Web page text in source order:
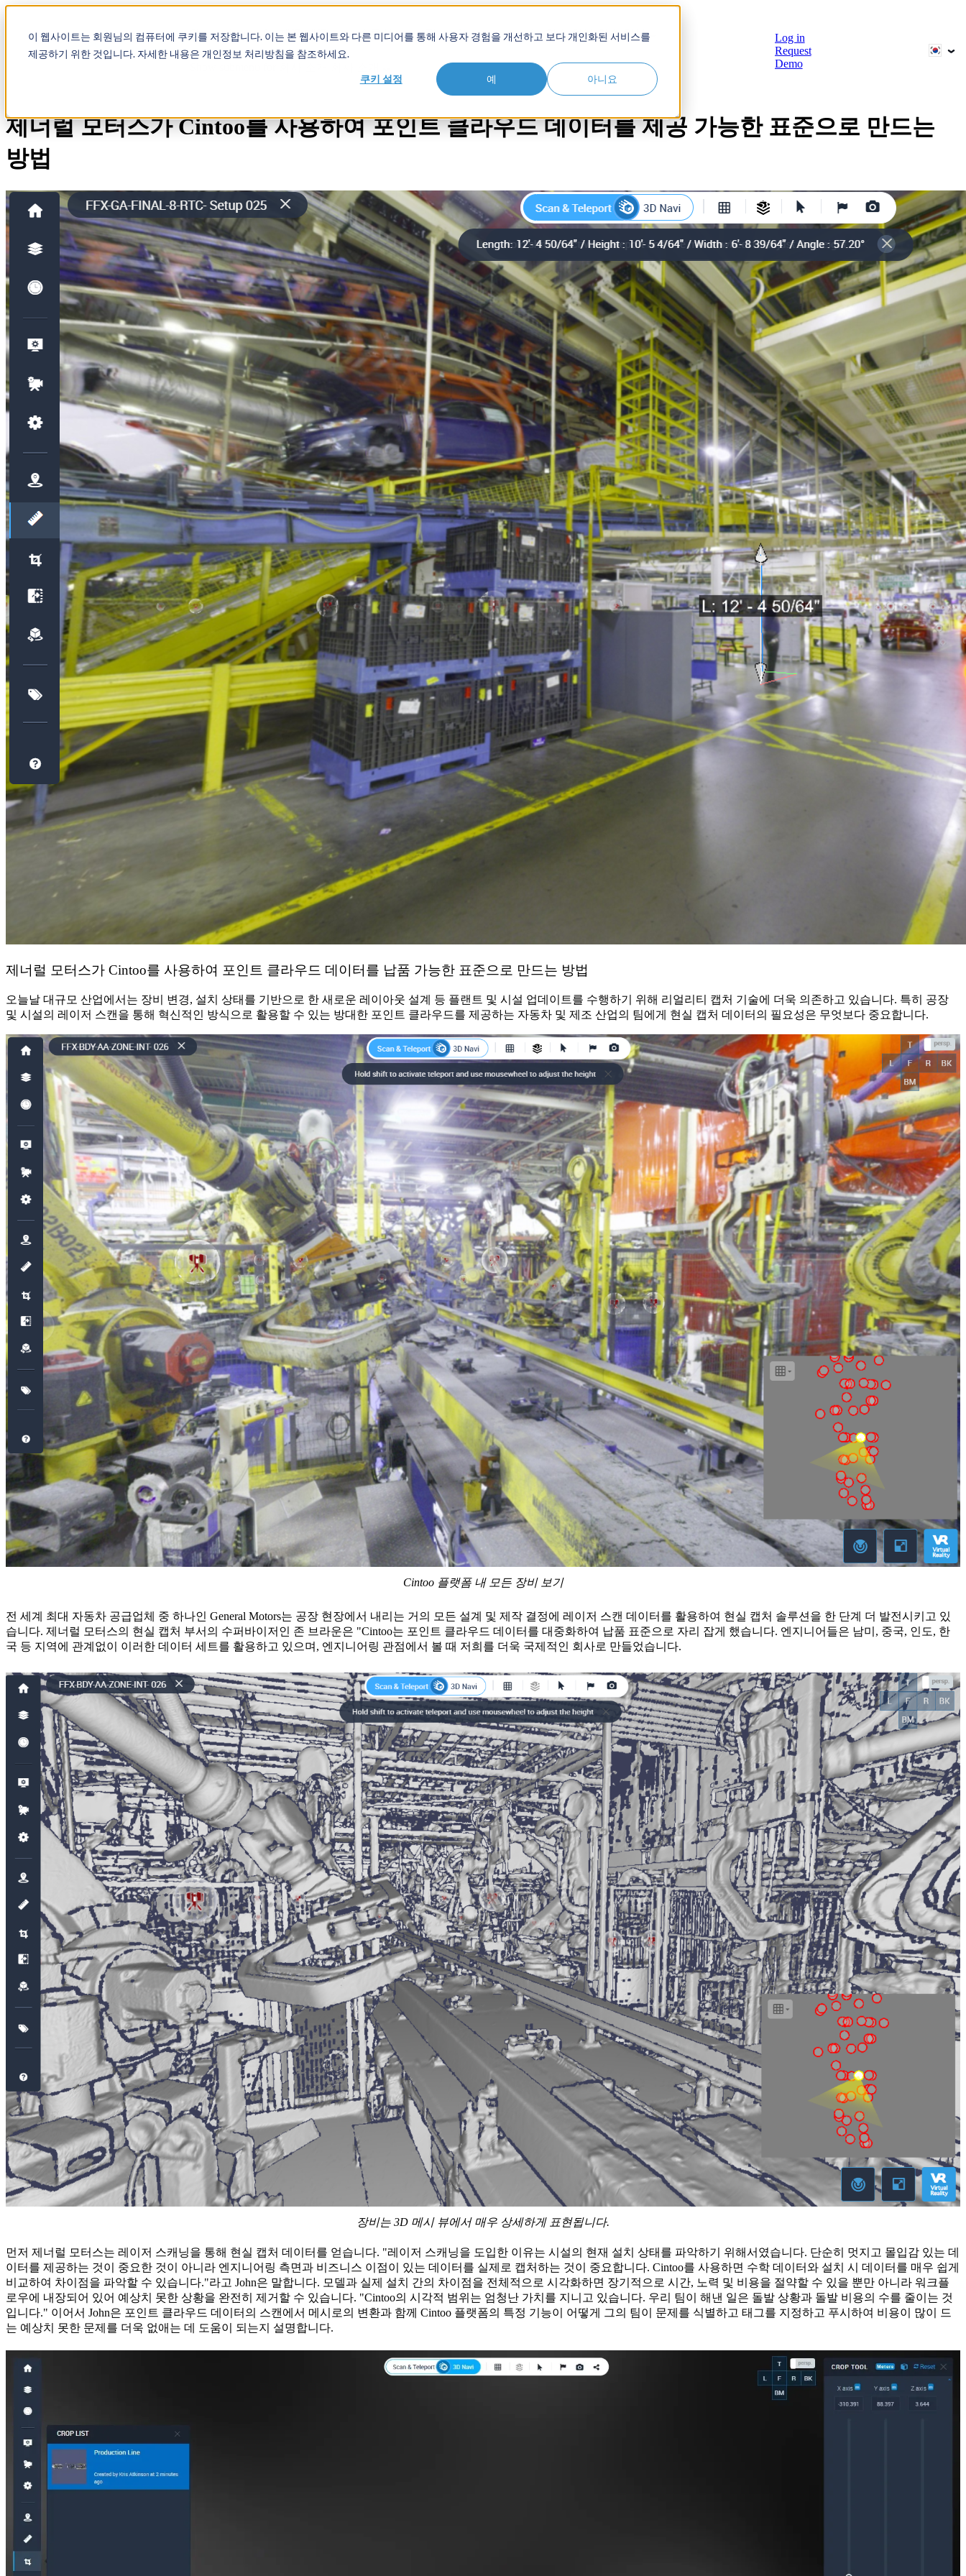
이 웹사이트는 회원님의 컴퓨터에 쿠키를 저장합니다. 이는 본 웹사이트와 다른 미디어를 통해 사용자 경험을 개선하고 보다 개인화된 서비스를
제공하기 위한 것입니다. 자세한 내용은 개인정보 처리방침을 참조하세요.
쿠키 설정 예 아니요
Show submenu for 제품 제품 솔루션 고객 Show submenu for 학습 허브 학습 허브
Log in
Request
Demo
제너럴 모터스가 Cintoo를 사용하여 포인트 클라우드 데이터를 제공 가능한 표준으로 만드는
방법
제너럴 모터스가 Cintoo를 사용하여 포인트 클라우드 데이터를 납품 가능한 표준으로 만드는 방법
오늘날 대규모 산업에서는 장비 변경, 설치 상태를 기반으로 한 새로운 레이아웃 설계 등 플랜트 및 시설 업데이트를 수행하기 위해 리얼리티 캡처 기술에 더욱 의존하고 있습니다. 특히 공장
및 시설의 레이저 스캔을 통해 혁신적인 방식으로 활용할 수 있는 방대한 포인트 클라우드를 제공하는 자동차 및 제조 산업의 팀에게 현실 캡처 데이터의 필요성은 무엇보다 중요합니다.
Cintoo 플랫폼 내 모든 장비 보기
전 세계 최대 자동차 공급업체 중 하나인 General Motors는 공장 현장에서 내리는 거의 모든 설계 및 제작 결정에 레이저 스캔 데이터를 활용하여 현실 캡처 솔루션을 한 단계 더 발전시키고 있
습니다. 제너럴 모터스의 현실 캡처 부서의 수퍼바이저인 존 브라운은 "Cintoo는 포인트 클라우드 데이터를 대중화하여 납품 표준으로 자리 잡게 했습니다. 엔지니어들은 남미, 중국, 인도, 한
국 등 지역에 관계없이 이러한 데이터 세트를 활용하고 있으며, 엔지니어링 관점에서 볼 때 저희를 더욱 국제적인 회사로 만들었습니다.
장비는 3D 메시 뷰에서 매우 상세하게 표현됩니다.
먼저 제너럴 모터스는 레이저 스캐닝을 통해 현실 캡처 데이터를 얻습니다. "레이저 스캐닝을 도입한 이유는 시설의 현재 설치 상태를 파악하기 위해서였습니다. 단순히 멋지고 몰입감 있는 데
이터를 제공하는 것이 중요한 것이 아니라 엔지니어링 측면과 비즈니스 이점이 있는 데이터를 실제로 캡처하는 것이 중요합니다. Cintoo를 사용하면 수학 데이터와 설치 시 데이터를 매우 쉽게
비교하여 차이점을 파악할 수 있습니다."라고 John은 말합니다. 모델과 실제 설치 간의 차이점을 전체적으로 시각화하면 장기적으로 시간, 노력 및 비용을 절약할 수 있을 뿐만 아니라 워크플
로우에 내장되어 있어 예상치 못한 상황을 완전히 제거할 수 있습니다. "Cintoo의 시각적 범위는 엄청난 가치를 지니고 있습니다. 우리 팀이 해낸 일은 돌발 상황과 돌발 비용의 수를 줄이는 것
입니다." 이어서 John은 포인트 클라우드 데이터의 스캔에서 메시로의 변환과 함께 Cintoo 플랫폼의 특정 기능이 어떻게 그의 팀이 문제를 식별하고 태그를 지정하고 푸시하여 비용이 많이 드
는 예상치 못한 문제를 더욱 없애는 데 도움이 되는지 설명합니다.